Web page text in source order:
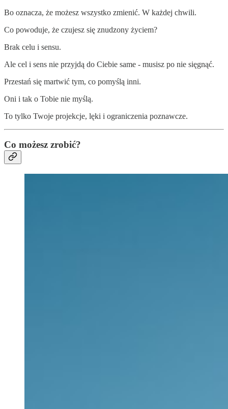
Bo oznacza, że możesz wszystko zmienić. W każdej chwili.
Co powoduje, że czujesz się znudzony życiem?
Brak celu i sensu.
Ale cel i sens nie przyjdą do Ciebie same - musisz po nie sięgnąć.
Przestań się martwić tym, co pomyślą inni.
Oni i tak o Tobie nie myślą.
To tylko Twoje projekcje, lęki i ograniczenia poznawcze.
Co możesz zrobić?